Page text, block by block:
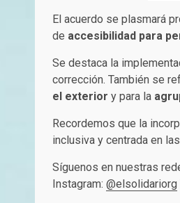
El acuerdo se plasmará
de accesibilidad para
Se destaca la
corrección. También se
el exterior y para la
Recordemos que la
inclusiva y centrada en
Síguenos en nuestras
Instagram: @elsolidariorg